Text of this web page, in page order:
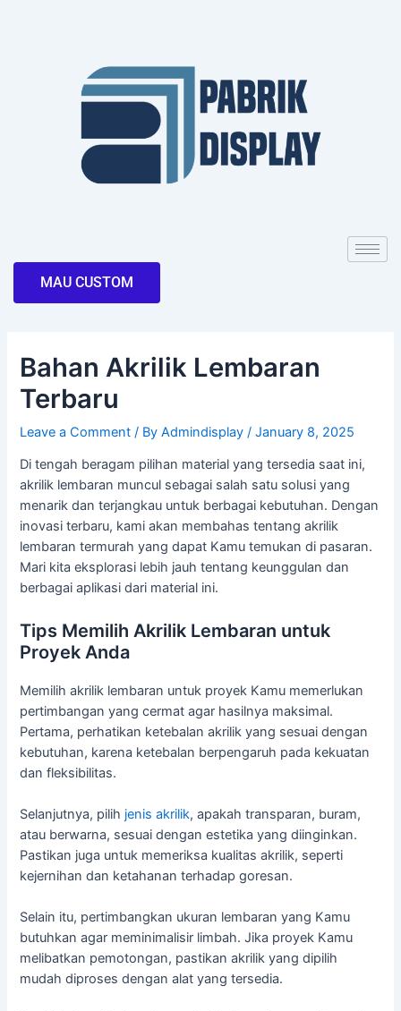
MAU CUSTOM
Bahan Akrilik Lembaran
Terbaru
Leave a Comment / ByAdmindisplay/January 8, 2025
Di tengah beragam pilihan material yang tersedia saat ini,
akrilik lembaran muncul sebagai salah satu solusi yang
menarik dan terjangkau untuk berbagai kebutuhan. Dengan
inovasi terbaru, kami akan membahas tentang akrilik
lembaran termurah yang dapat Kamu temukan di pasaran.
Mari kita eksplorasi lebih jauh tentang keunggulan dan
berbagai aplikasi dari material ini.
Tips Memilih Akrilik Lembaran untuk
Proyek Anda
Memilih akrilik lembaran untuk proyek Kamu memerlukan
pertimbangan yang cermat agar hasilnya maksimal.
Pertama, perhatikan ketebalan akrilik yang sesuai dengan
kebutuhan, karena ketebalan berpengaruh pada kekuatan
dan fleksibilitas.
Selanjutnya, pilih jenis akrilik, apakah transparan, buram,
atau berwarna, sesuai dengan estetika yang diinginkan.
Pastikan juga untuk memeriksa kualitas akrilik, seperti
kejernihan dan ketahanan terhadap goresan.
Selain itu, pertimbangkan ukuran lembaran yang Kamu
butuhkan agar meminimalisir limbah. Jika proyek Kamu
melibatkan pemotongan, pastikan akrilik yang dipilih
mudah diproses dengan alat yang tersedia.